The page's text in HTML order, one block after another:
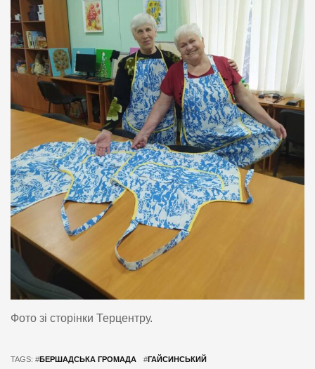
Фото зі сторінки Терцентру.
TAGS: #БЕРШАДСЬКА ГРОМАДА #ГАЙСИНСЬКИЙ